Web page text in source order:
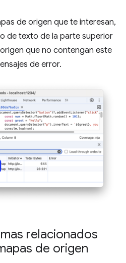
de origen que te interesan,
de texto de la parte superior
que no contengan este
de error.
relacionados
de origen